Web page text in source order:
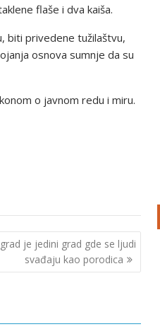
flaše i dva kaiša.
biti privedene tužilaštvu,
osnova sumnje da su
o javnom redu i miru.
je jedini grad gde se ljudi
svađaju kao porodica